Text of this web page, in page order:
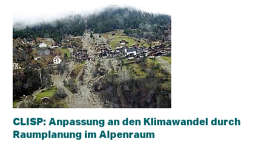
CLISP: Anpassung an den Klimawandel durch
Raumplanung im Alpenraum